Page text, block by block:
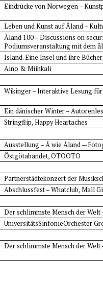
Eindrücke von Norwegen –
Leben und Kunst auf Åland –
Åland 100 – Discussions on
Podiumsveranstaltung mit dem
Island. Eine Insel und ihre
Aino & Miihkali
Wikinger – Interaktive Lesung
Ein dänischer Winter –
Stringflip, Happy Heartaches
Ausstellung – Å wie Åland —
Östgötabandet, OTOOTO
Partnerstädtekonzert der
Abschlussfest – Whatclub, Mall
Der schlimmste Mensch der
UniversitätsSinfonieOrchester
Der schlimmste Mensch der